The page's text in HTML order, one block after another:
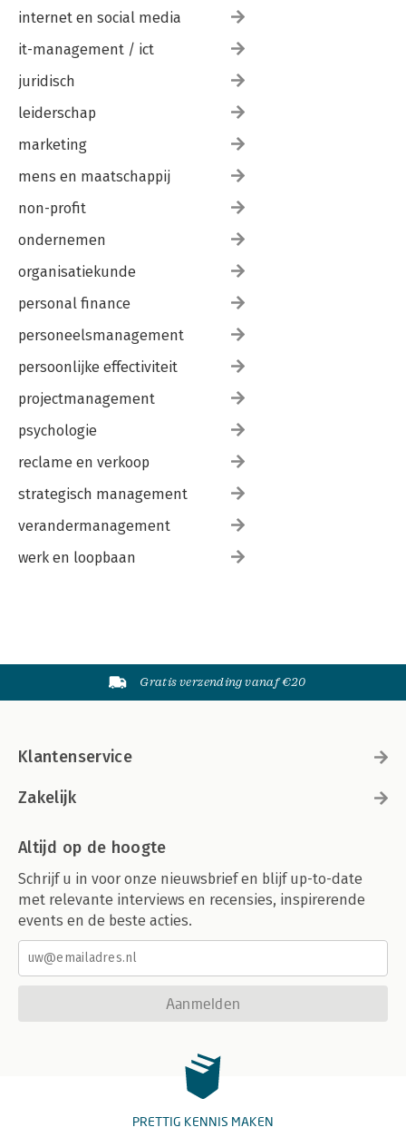
internet en social media
it-management / ict
juridisch
leiderschap
marketing
mens en maatschappij
non-profit
ondernemen
organisatiekunde
personal finance
personeelsmanagement
persoonlijke effectiviteit
projectmanagement
psychologie
reclame en verkoop
strategisch management
verandermanagement
werk en loopbaan
Gratis verzending vanaf €20
Klantenservice
Zakelijk
Altijd op de hoogte
Schrijf u in voor onze nieuwsbrief en blijf up-to-date
met relevante interviews en recensies, inspirerende
events en de beste acties.
Aanmelden
PRETTIG KENNIS MAKEN